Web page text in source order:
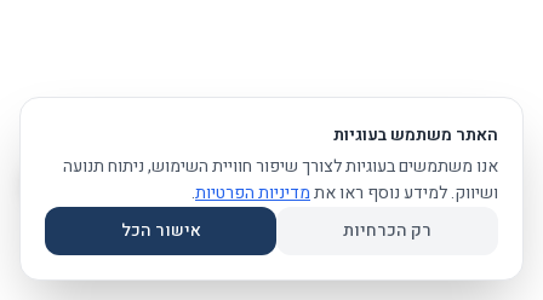
האתר משתמש בעוגיות
אנו משתמשים בעוגיות לצורך שיפור חוויית השימוש, ניתוח תנועה
ושיווק. למידע נוסף ראו אתמדיניות הפרטיות.
רק הכרחיות
אישור הכל